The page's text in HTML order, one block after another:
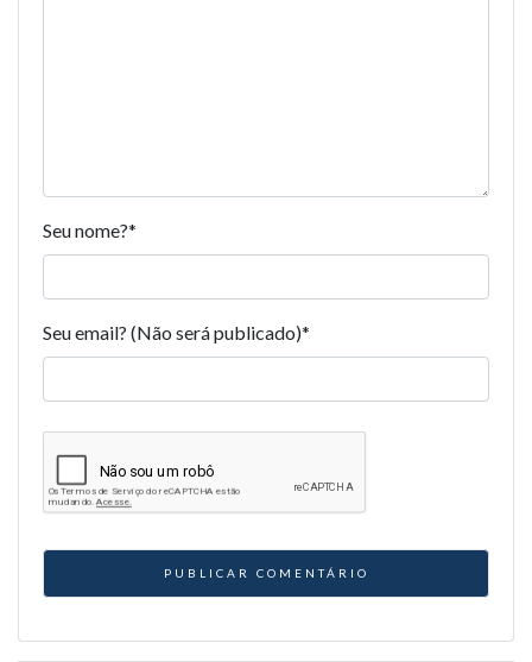
Seu nome?*
Seu email? (Não será publicado)*